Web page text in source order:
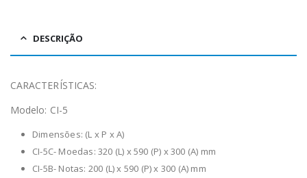
DESCRIÇÃO
CARACTERÍSTICAS:
Modelo: CI-5
Dimensões: (L x P x A)
CI-5C- Moedas: 320 (L) x 590 (P) x 300 (A) mm
CI-5B- Notas: 200 (L) x 590 (P) x 300 (A) mm